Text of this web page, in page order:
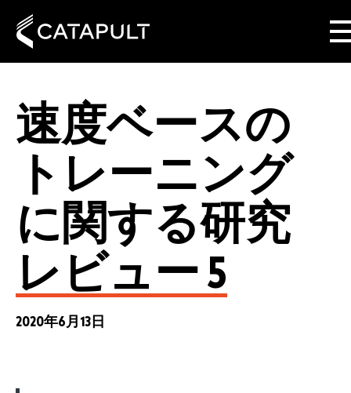
速度ベースの
トレーニング
に関する研究
レビュー 5
2020年6月13日